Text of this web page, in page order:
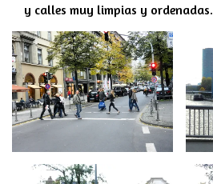
y calles muy limpias y ordenadas.